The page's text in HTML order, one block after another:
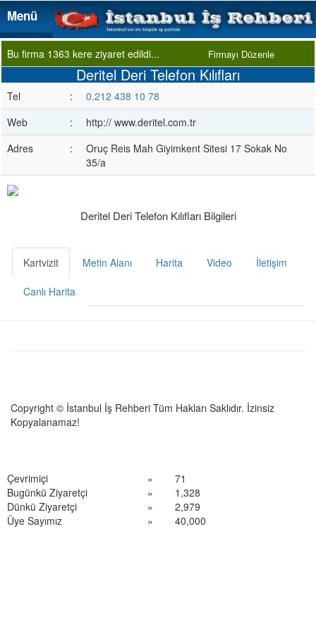
Menü
Menü
Bu firma 1363 kere ziyaret edildi... Firmayı Düzenle
Deritel Deri Telefon Kılıfları
Tel :
0.212 438 10 78
Web
:
http:// www.deritel.com.tr
Adres
:
Oruç Reis Mah Giyimkent Sitesi 17 Sokak No
35/a
Deritel Deri Telefon Kılıfları Bilgileri
Kartvizit Metin Alanı Harita Video İletişim
Canlı Harita
Copyright © İstanbul İş Rehberi Tüm Hakları Saklıdır. İzinsiz
Kopyalanamaz!
Çevrimiçi »
71
Bugünkü Ziyaretçi
»
1,328
Dünkü Ziyaretçi
»
2,979
Üye Sayımız
» 40,000